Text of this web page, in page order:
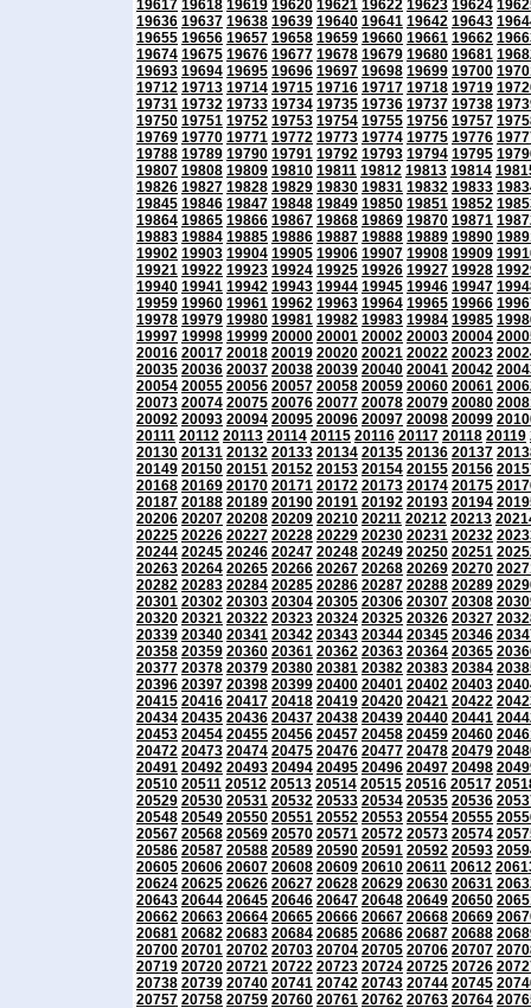
19617 19618 19619 19620 19621 19622 19623 19624
19636 19637 19638 19639 19640 19641 19642 19643
19655 19656 19657 19658 19659 19660 19661 19662
19674 19675 19676 19677 19678 19679 19680 19681
19693 19694 19695 19696 19697 19698 19699 19700
19712 19713 19714 19715 19716 19717 19718 19719
19731 19732 19733 19734 19735 19736 19737 19738
19750 19751 19752 19753 19754 19755 19756 19757
19769 19770 19771 19772 19773 19774 19775 19776
19788 19789 19790 19791 19792 19793 19794 19795
19807 19808 19809 19810 19811 19812 19813 19814
19826 19827 19828 19829 19830 19831 19832 19833
19845 19846 19847 19848 19849 19850 19851 19852
19864 19865 19866 19867 19868 19869 19870 19871
19883 19884 19885 19886 19887 19888 19889 19890
19902 19903 19904 19905 19906 19907 19908 19909
19921 19922 19923 19924 19925 19926 19927 19928
19940 19941 19942 19943 19944 19945 19946 19947
19959 19960 19961 19962 19963 19964 19965 19966
19978 19979 19980 19981 19982 19983 19984 19985
19997 19998 19999 20000 20001 20002 20003 20004
20016 20017 20018 20019 20020 20021 20022 20023
20035 20036 20037 20038 20039 20040 20041 20042
20054 20055 20056 20057 20058 20059 20060 20061
20073 20074 20075 20076 20077 20078 20079 20080
20092 20093 20094 20095 20096 20097 20098 20099
20111 20112 20113 20114 20115 20116 20117 20118 20119
20130 20131 20132 20133 20134 20135 20136 20137
20149 20150 20151 20152 20153 20154 20155 20156
20168 20169 20170 20171 20172 20173 20174 20175
20187 20188 20189 20190 20191 20192 20193 20194
20206 20207 20208 20209 20210 20211 20212 20213
20225 20226 20227 20228 20229 20230 20231 20232
20244 20245 20246 20247 20248 20249 20250 20251
20263 20264 20265 20266 20267 20268 20269 20270
20282 20283 20284 20285 20286 20287 20288 20289
20301 20302 20303 20304 20305 20306 20307 20308
20320 20321 20322 20323 20324 20325 20326 20327
20339 20340 20341 20342 20343 20344 20345 20346
20358 20359 20360 20361 20362 20363 20364 20365
20377 20378 20379 20380 20381 20382 20383 20384
20396 20397 20398 20399 20400 20401 20402 20403
20415 20416 20417 20418 20419 20420 20421 20422
20434 20435 20436 20437 20438 20439 20440 20441
20453 20454 20455 20456 20457 20458 20459 20460
20472 20473 20474 20475 20476 20477 20478 20479
20491 20492 20493 20494 20495 20496 20497 20498
20510 20511 20512 20513 20514 20515 20516 20517
20529 20530 20531 20532 20533 20534 20535 20536
20548 20549 20550 20551 20552 20553 20554 20555
20567 20568 20569 20570 20571 20572 20573 20574
20586 20587 20588 20589 20590 20591 20592 20593
20605 20606 20607 20608 20609 20610 20611 20612
20624 20625 20626 20627 20628 20629 20630 20631
20643 20644 20645 20646 20647 20648 20649 20650
20662 20663 20664 20665 20666 20667 20668 20669
20681 20682 20683 20684 20685 20686 20687 20688
20700 20701 20702 20703 20704 20705 20706 20707
20719 20720 20721 20722 20723 20724 20725 20726
20738 20739 20740 20741 20742 20743 20744 20745
20757 20758 20759 20760 20761 20762 20763 20764